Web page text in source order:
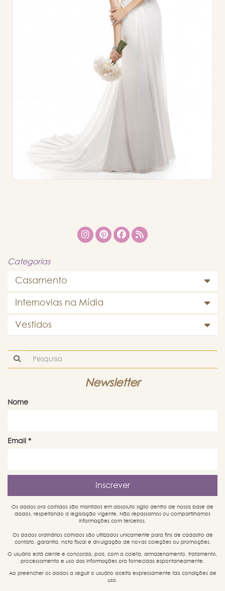
Categorias
Casamento
Internovias na Mídia
Vestidos
Newsletter
Nome
Email *
Os dados ora colhidos são mantidos em absoluto sigilo dentro de nossa base de
dados, respeitando a legislação vigente. Não repassamos ou compartilhamos
informações com terceiros.
Os dados ordinários colhidos são utilizados unicamente para fins de cadastro de
contato, garantia, nota fiscal e divulgação de novas coleções ou promoções.
O usuário está ciente e concorda, pois, com a coleta, armazenamento, tratamento,
processamento e uso das informações ora fornecidas espontaneamente.
Ao preencher os dados a seguir o usuário aceita expressamente tais condições de
uso.